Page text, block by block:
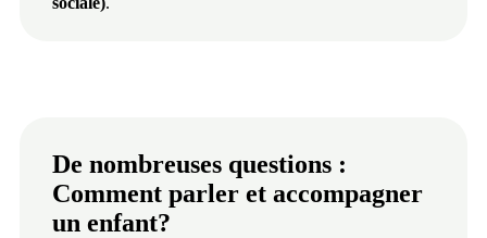
De nombreuses questions :
Comment parler et accompagner
un enfant?